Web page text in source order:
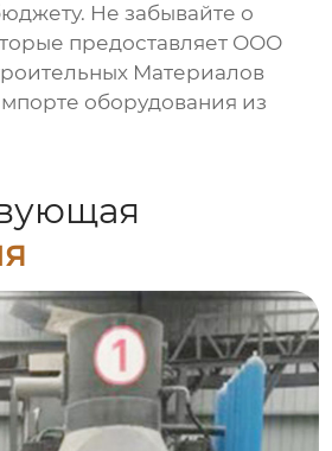
Не забывайте о
предоставляет ООО
Материалов
оборудования из